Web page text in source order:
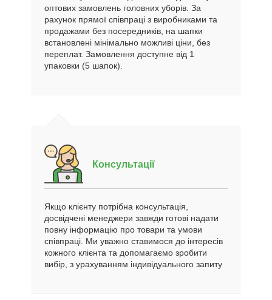
оптових замовлень головних уборів. За
рахунок прямої співпраці з виробниками та
продажами без посередників, на шапки
встановлені мінімально можливі ціни, без
переплат. Замовлення доступне від 1
упаковки (5 шапок).
Консультації
Якщо клієнту потрібна консультація,
досвідчені менеджери завжди готові надати
повну інформацію про товари та умови
співпраці. Ми уважно ставимося до інтересів
кожного клієнта та допомагаємо зробити
вибір, з урахуванням індивідуального запиту